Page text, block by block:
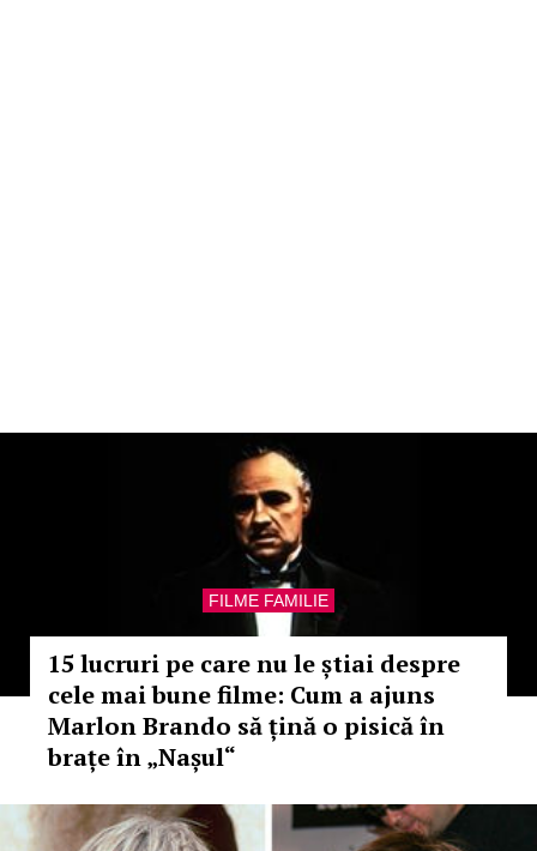
FILME FAMILIE
15 lucruri pe care nu le știai despre
cele mai bune filme: Cum a ajuns
Marlon Brando să țină o pisică în
brațe în „Nașul“